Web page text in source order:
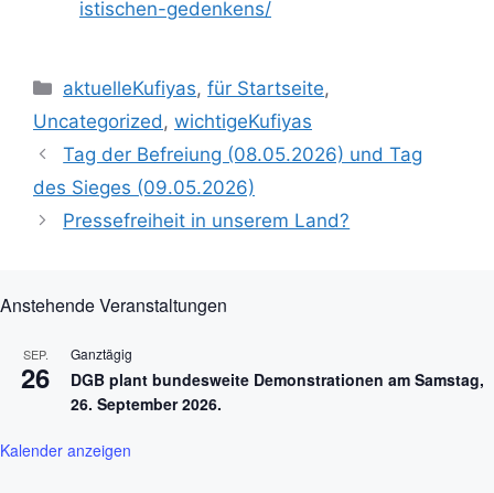
istischen-gedenkens/
Kategorien
aktuelleKufiyas,für Startseite,
Uncategorized, wichtigeKufiyas
Tag der Befreiung (08.05.2026) und Tag
des Sieges (09.05.2026)
Pressefreiheit in unserem Land?
Anstehende Veranstaltungen
SEP.
26
Ganztägig
DGB plant bundesweite Demonstrationen am Samstag,
26. September 2026.
Kalender anzeigen